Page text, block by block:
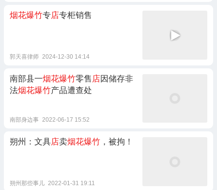
烟花爆竹专店专柜销售
郭天喜律师 2024-12-30 14:14
南部县一烟花爆竹零售 店因储存非
法烟花爆竹产品遭查处
南部身边事 2022-06-17 15:52
朔州：文具店卖烟花爆竹 ，被拘！
朔州那些事儿 2022-01-31 19:11